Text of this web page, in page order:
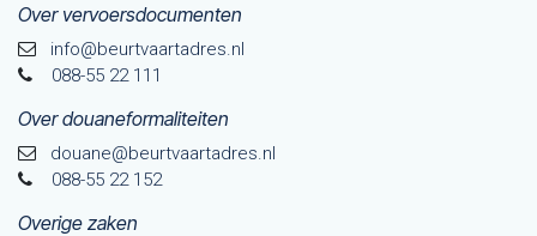
Over vervoersdocumenten
info@beurtvaartadres.nl
088-55 22 111
Over douaneformaliteiten
douane@beurtvaarta​dres.nl
088-55 22 152
Overige zaken